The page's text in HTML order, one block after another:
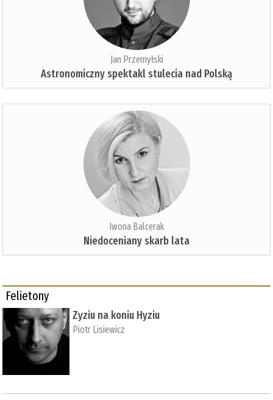
Jan Przemyłski
Astronomiczny spektakl stulecia nad Polską
Iwona Balcerak
Niedoceniany skarb lata
Felietony
Zyziu na koniu Hyziu
Piotr Lisiewicz